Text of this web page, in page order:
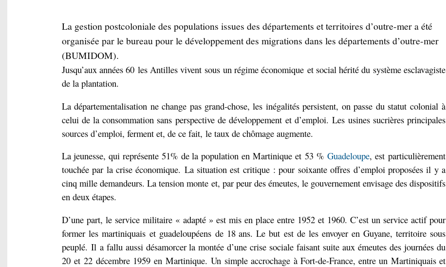
La gestion postcoloniale des populations issues des départements et territoires d’outre-mer a été
organisée par le bureau pour le développement des migrations dans les départements d’outre-mer
(BUMIDOM).
Jusqu’aux années 60 les Antilles vivent sous un régime économique et social hérité du système esclavagiste
de la plantation.
La départementalisation ne change pas grand-chose, les inégalités persistent, on passe du statut colonial à
celui de la consommation sans perspective de développement et d’emploi. Les usines sucrières principales
sources d’emploi, ferment et, de ce fait, le taux de chômage augmente.
La jeunesse, qui représente 51% de la population en Martinique et 53 % Guadeloupe, est particulièrement
touchée par la crise économique. La situation est critique : pour soixante offres d’emploi proposées il y a
cinq mille demandeurs. La tension monte et, par peur des émeutes, le gouvernement envisage des dispositifs
en deux étapes.
D’une part, le service militaire « adapté » est mis en place entre 1952 et 1960. C’est un service actif pour
former les martiniquais et guadeloupéens de 18 ans. Le but est de les envoyer en Guyane, territoire sous
peuplé. Il a fallu aussi désamorcer la montée d’une crise sociale faisant suite aux émeutes des journées du
20 et 22 décembre 1959 en Martinique. Un simple accrochage à Fort-de-France, entre un Martiniquais et